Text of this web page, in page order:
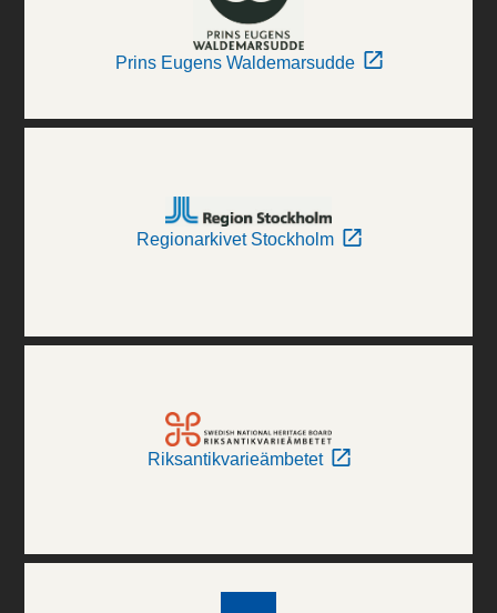
Prins Eugens Waldemarsudde
Regionarkivet Stockholm
Riksantikvarieämbetet